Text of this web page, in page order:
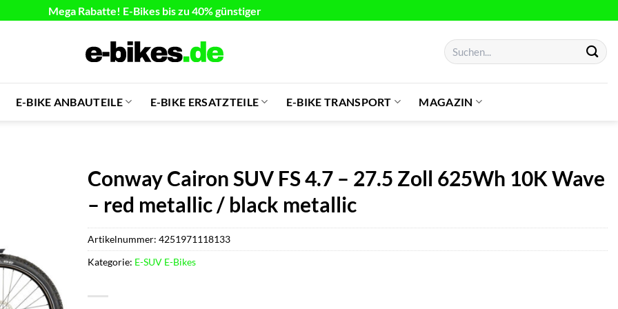
Mega Rabatte! E-Bikes bis zu 40% günstiger
Suchen
nach:
E-BIKE ANBAUTEILE E-BIKE ERSATZTEILE E-BIKE TRANSPORT MAGAZIN
Conway Cairon SUV FS 4.7 – 27.5 Zoll 625Wh 10K Wave
– red metallic / black metallic
Artikelnummer: 4251971118133
Kategorie: E-SUV E-Bikes